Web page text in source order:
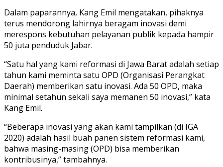
Dalam paparannya, Kang Emil mengatakan, pihaknya
terus mendorong lahirnya beragam inovasi demi
merespons kebutuhan pelayanan publik kepada hampir
50 juta penduduk Jabar.
“Satu hal yang kami reformasi di Jawa Barat adalah setiap
tahun kami meminta satu OPD (Organisasi Perangkat
Daerah) memberikan satu inovasi. Ada 50 OPD, maka
minimal setahun sekali saya memanen 50 inovasi,” kata
Kang Emil.
“Beberapa inovasi yang akan kami tampilkan (di IGA
2020) adalah hasil buah panen sistem reformasi kami,
bahwa masing-masing (OPD) bisa memberikan
kontribusinya,” tambahnya.